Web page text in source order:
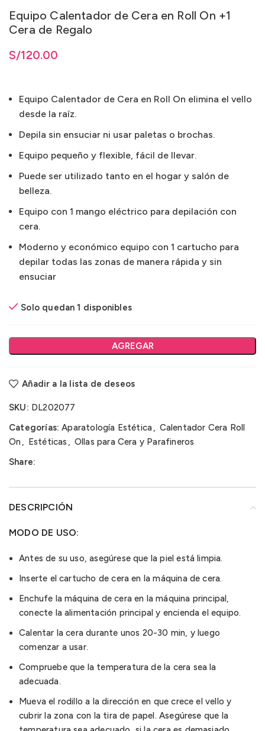
Equipo Calentador de Cera en Roll On +1
Cera de Regalo
S/120.00
Equipo Calentador de Cera en Roll On elimina el vello
desde la raíz.
Depila sin ensuciar ni usar paletas o brochas.
Equipo pequeño y flexible, fácil de llevar.
Puede ser utilizado tanto en el hogar y salón de
belleza.
Equipo con 1 mango eléctrico para depilación con
cera.
Moderno y económico equipo con 1 cartucho para
depilar todas las zonas de manera rápida y sin
ensuciar
Solo quedan 1 disponibles
AGREGAR
Añadir a la lista de deseos
SKU: DL202077
Categorías: Aparatología Estética, Calentador Cera Roll
On, Estéticas , Ollas para Cera y Parafineros
Share:
DESCRIPCIÓN
MODO DE USO:
Antes de su uso, asegúrese que la piel está limpia.
Inserte el cartucho de cera en la máquina de cera.
Enchufe la máquina de cera en la máquina principal,
conecte la alimentación principal y encienda el equipo.
Calentar la cera durante unos 20-30 min, y luego
comenzar a usar.
Compruebe que la temperatura de la cera sea la
adecuada.
Mueva el rodillo a la dirección en que crece el vello y
cubrir la zona con la tira de papel. Asegúrese que la